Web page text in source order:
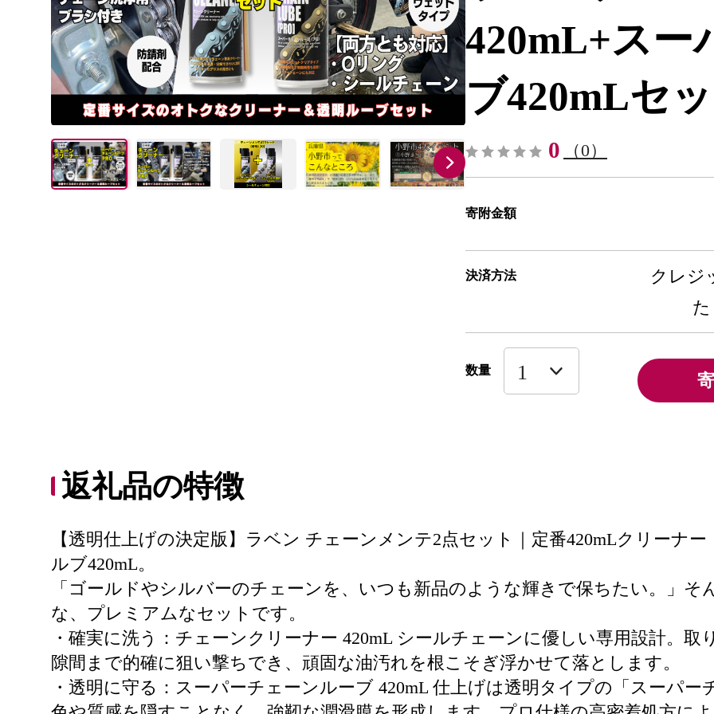
420mL+スー
ブ420mLセ
0 （0）
寄附金額
決済方法
クレジ
数量
返礼品の特徴
【透明仕上げの決定版】ラベン チェーンメンテ2点セット｜定番420mLクリーナ
ルブ420mL。
「ゴールドやシルバーのチェーンを、いつも新品のような輝きで保ちたい。」
な、プレミアムなセットです。
・確実に洗う：チェーンクリーナー 420mL シールチェーンに優しい専用設計。
隙間まで的確に狙い撃ちでき、頑固な油汚れを根こそぎ浮かせて落とします。
・透明に守る：スーパーチェーンルーブ 420mL 仕上げは透明タイプの「スーパ